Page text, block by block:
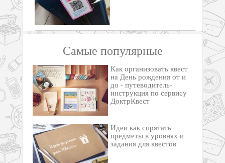
Самые популярные
Как организовать квест
на День рождения от и
до - путеводитель-
инструкция по сервису
ДоктрКвест
Идеи как спрятать
предметы в уровнях и
задания для квестов